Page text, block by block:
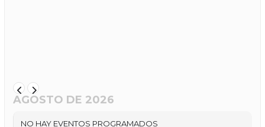
AGOSTO DE 2026
NO HAY EVENTOS PROGRAMADOS